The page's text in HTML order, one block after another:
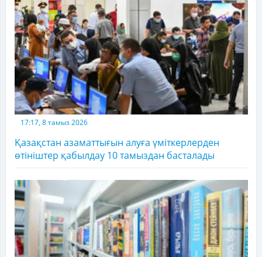
17:17, 8 тамыз 2026
Қазақстан азаматтығын алуға үміткерлерден
өтініштер қабылдау 10 тамыздан басталады